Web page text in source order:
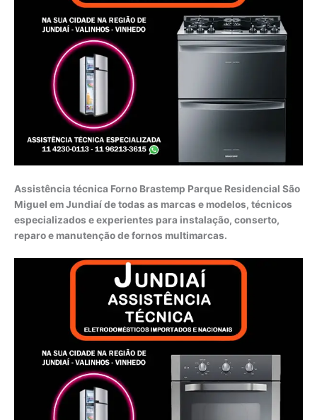
Assistência técnica Forno Brastemp Parque Residencial São
Miguel em Jundiaí de todas as marcas e modelos, técnicos
especializados e experientes para instalação, conserto,
reparo e manutenção de fornos multimarcas.